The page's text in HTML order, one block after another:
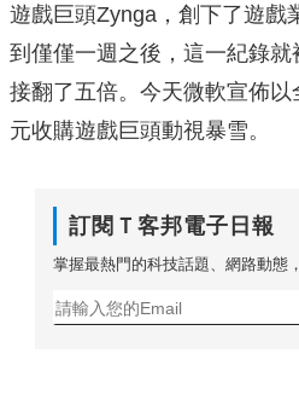
遊戲巨頭Zynga，創下了遊戲
到僅僅一週之後，這一紀錄
接翻了五倍。今天微軟宣佈
元收購遊戲巨頭動視暴雪。
訂閱Ｔ客邦電子日報
掌握最熱門的科技話題、網路動態